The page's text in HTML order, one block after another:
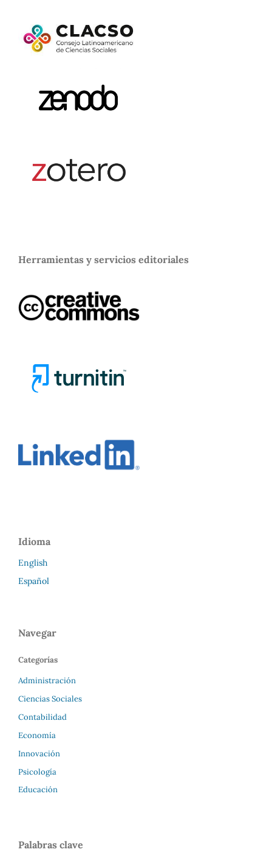
Herramientas y servicios editoriales
Idioma
English
Español
Navegar
Categorías
Administración
Ciencias Sociales
Contabilidad
Economía
Innovación
Psicología
Educación
Palabras clave